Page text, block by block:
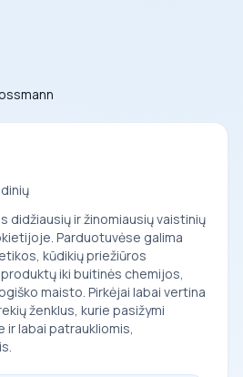
didžiausių ir žinomiausių vaistinių
Parduotuvėse galima
kūdikių priežiūros
iki buitinės chemijos,
maisto. Pirkėjai labai vertina
ženklus, kurie pasižymi
ir labai patraukliomis,